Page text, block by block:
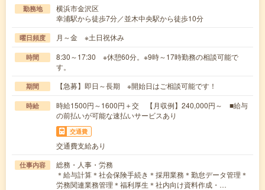
勤務地
横浜市金沢区
幸浦駅から徒歩7分／並木中央駅から徒歩10分
曜日頻度 月～金 ※土日祝休み
時間
8:30～17:30 ※休憩60分。※9時～17時勤務の相談可能で
す。
期間 【急募】即日～長期 ※開始日はご相談可能です！
時給
時給1500円～1600円＋交 【月収例】240,000円～ ■給与
の前払いが可能な速払いサービスあり
交通費
交通費支給あり
仕事内容
総務・人事・労務
＊給与計算＊社会保険手続き＊採用業務＊勤怠データ管理＊
労務関連業務管理＊福利厚生＊社内向け資料作成・…